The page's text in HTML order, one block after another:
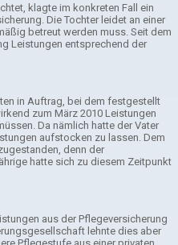
klagte im konkreten Fall ein
Die Tochter leidet an einer
betreut werden muss. Seit dem
Leistungen entsprechend der
in Auftrag, bei dem festgestellt
zum März 2010 Leistungen
Da nämlich hatte der Vater
aufstocken zu lassen. Dem
denn der
hatte sich zu diesem Zeitpunkt
aus der Pflegeversicherung
lehnte dies aber